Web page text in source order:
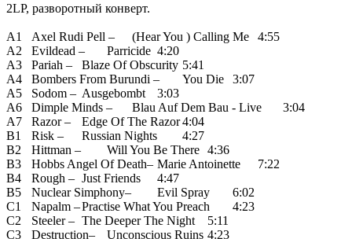
2LP, разворотный конверт.
A1 Axel Rudi Pell – (Hear You ) Calling Me
4:55
A2
Evildead – Parricide 4:20
A3
Pariah – Blaze Of Obscurity 5:41
A4
Bombers From Burundi – You Die
3:07
A5
Sodom – Ausgebombt
3:03
A6
Dimple Minds – Blau Auf Dem Bau - Live
3:04
A7
Razor – Edge Of The Razor4:04
B1
Risk – Russian Nights
4:27
B2
Hittman – Will You Be There 4:36
B3
Hobbs Angel Of Death– Marie Antoinette
7:22
B4
Rough – Just Friends
4:47
B5
Nuclear Simphony– Evil Spray
6:02
C1
Napalm –Practise What You Preach
4:23
C2
Steeler – The Deeper The Night
5:11
C3
Destruction– Unconscious Ruins 4:23